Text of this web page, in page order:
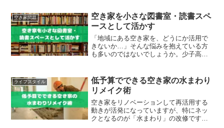
したい人と、手放したい所有者をつなぐ
無料のマッチングサービスです。本記事
では、無料で登録・利用できる空き家バ
ンクの仕組みやメリット、実際の活用方
法について詳しく解説します。
空き家問題
空き家を小さな図書室・読書スペ
ースとして活かす
「地域にある空き家を、どうにか活用で
きないか…」そんな悩みを抱えている方
も多いのではないでしょうか。少子高齢
域の子どもたちや高齢者にとって、安心
して過ごせる読書空間が不...
ライフスタイル
低予算でできる空き家の水まわり
リメイク術
空き家をリノベーションして再活用する
動きが活発になっていますが、特にネッ
クとなるのが「水まわり」の改修です。